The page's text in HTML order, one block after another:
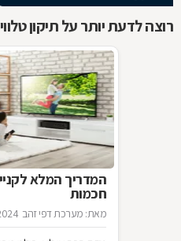
רוצה לדעת יותר על תיקון
המדריך המלא
חכמות
מאת: מערכת דפי זהב